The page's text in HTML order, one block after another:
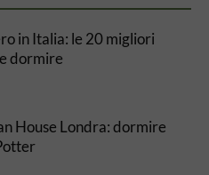
in Italia: le 20 migliori
dormire
House Londra: dormire